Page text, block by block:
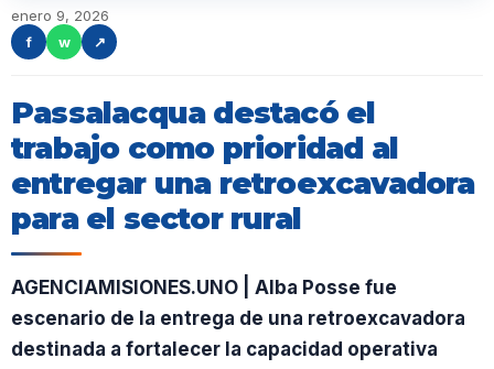
enero 9, 2026
f
w ↗
Passalacqua destacó el
trabajo como prioridad al
entregar una retroexcavadora
para el sector rural
AGENCIAMISIONES.UNO | Alba Posse fue
escenario de la entrega de una retroexcavadora
destinada a fortalecer la capacidad operativa